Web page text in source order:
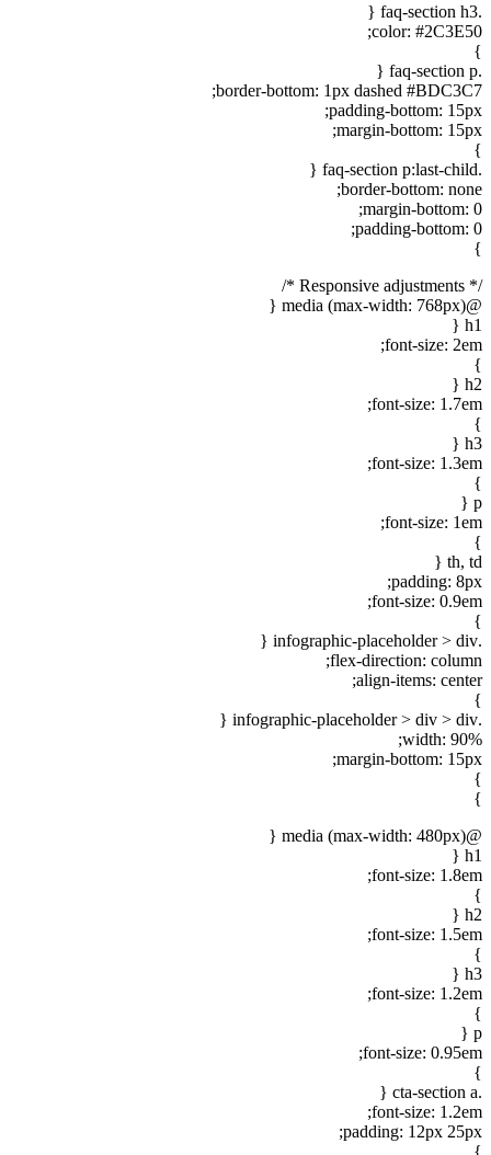
.faq-section h3 {
color: #2C3E50;
}
.faq-section p {
border-bottom: 1px dashed #BDC3C7;
padding-bottom: 15px;
margin-bottom: 15px;
}
.faq-section p:last-child {
border-bottom: none;
margin-bottom: 0;
padding-bottom: 0;
}
/* Responsive adjustments */
@media (max-width: 768px) {
h1 {
font-size: 2em;
}
h2 {
font-size: 1.7em;
}
h3 {
font-size: 1.3em;
}
p {
font-size: 1em;
}
th, td {
padding: 8px;
font-size: 0.9em;
}
.infographic-placeholder > div {
flex-direction: column;
align-items: center;
}
.infographic-placeholder > div > div {
width: 90%;
margin-bottom: 15px;
}
}
@media (max-width: 480px) {
h1 {
font-size: 1.8em;
}
h2 {
font-size: 1.5em;
}
h3 {
font-size: 1.2em;
}
p {
font-size: 0.95em;
}
.cta-section a {
font-size: 1.2em;
padding: 12px 25px;
}